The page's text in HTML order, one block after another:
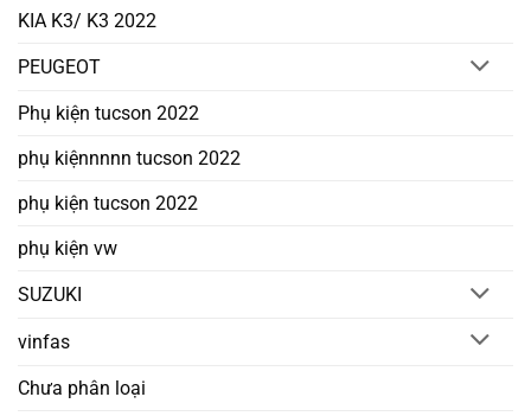
KIA K3/ K3 2022
PEUGEOT
Phụ kiện tucson 2022
phụ kiệnnnnn tucson 2022
phụ kiện tucson 2022
phụ kiện vw
SUZUKI
vinfas
Chưa phân loại